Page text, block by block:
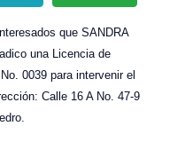
que SANDRA
una Licencia de
0039 para intervenir el
Calle 16 A No. 47-9